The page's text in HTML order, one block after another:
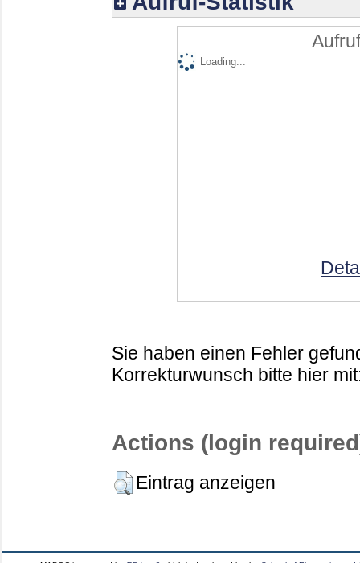
Loading...
Sie haben einen Fehler
Korrekturwunsch bitte hier
Actions (login
Eintrag anzeigen